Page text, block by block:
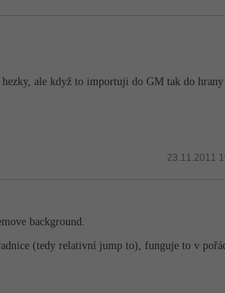
ale když to importuji do GM tak do hrany
23.11.2011
background.
(tedy relativní jump to), funguje to v